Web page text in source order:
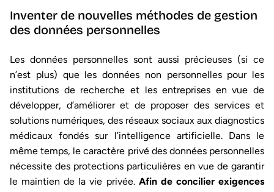
Inventer de nouvelles méthodes de gestion
des données personnelles
Les données personnelles sont aussi précieuses (si ce
n’est plus) que les données non personnelles pour les
institutions de recherche et les entreprises en vue de
développer, d’améliorer et de proposer des services et
solutions numériques, des réseaux sociaux aux diagnostics
médicaux fondés sur l’intelligence artificielle. Dans le
même temps, le caractère privé des données personnelles
nécessite des protections particulières en vue de garantir
le maintien de la vie privée. Afin de concilier exigences